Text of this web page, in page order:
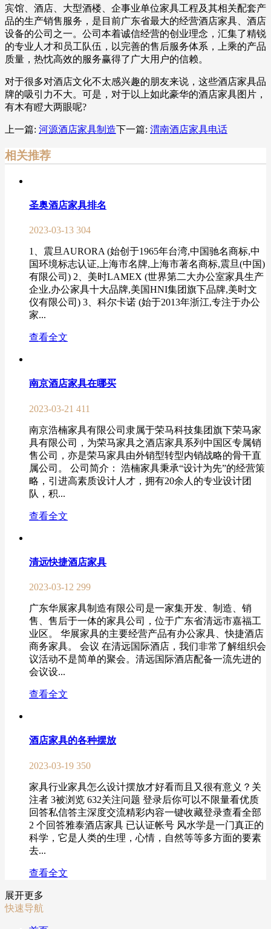
宾馆、酒店、大型酒楼、企事业单位家具工程及其相关配套产
品的生产销售服务，是目前广东省最大的经营酒店家具、酒店
设备的公司之一。公司本着诚信经营的创业理念，汇集了精锐
的专业人才和员工队伍，以完善的售后服务体系，上乘的产品
质量，热忱高效的服务赢得了广大用户的信赖。
对于很多对酒店文化不太感兴趣的朋友来说，这些酒店家具品
牌的吸引力不大。可是，对于以上如此豪华的酒店家具图片，
有木有瞪大两眼呢?
上一篇: 河源酒店家具制造下一篇: 渭南酒店家具电话
相关推荐
圣奥酒店家具排名
2023-03-13 304
1、震旦AURORA (始创于1965年台湾,中国驰名商标,中
国环境标志认证,上海市名牌,上海市著名商标,震旦(中国)
有限公司) 2、美时LAMEX (世界第二大办公室家具生产
企业,办公家具十大品牌,美国HNI集团旗下品牌,美时文
仪有限公司) 3、科尔卡诺 (始于2013年浙江,专注于办公
家...
查看全文
南京酒店家具在哪买
2023-03-21 411
南京浩楠家具有限公司隶属于荣马科技集团旗下荣马家
具有限公司，为荣马家具之酒店家具系列中国区专属销
售公司，亦是荣马家具由外销型转型内销战略的骨干直
属公司。 公司简介： 浩楠家具秉承“设计为先”的经营策
略，引进高素质设计人才，拥有20余人的专业设计团
队，积...
查看全文
清远快捷酒店家具
2023-03-12 299
广东华展家具制造有限公司是一家集开发、制造、销
售、售后于一体的家具公司，位于广东省清远市嘉福工
业区。 华展家具的主要经营产品有办公家具、快捷酒店
商务家具。 会议 在清远国际酒店，我们非常了解组织会
议活动不是简单的聚会。清远国际酒店配备一流先进的
会议设...
查看全文
酒店家具的各种摆放
2023-03-19 350
家具行业家具怎么设计摆放才好看而且又很有意义？关
注者 3被浏览 632关注问题 登录后你可以不限量看优质
回答私信答主深度交流精彩内容一键收藏登录查看全部
2 个回答雅泰酒店家具 已认证帐号 风水学是一门真正的
科学，它是人类的生理，心情，自然等等多方面的要素
去...
查看全文
展开更多
快速导航